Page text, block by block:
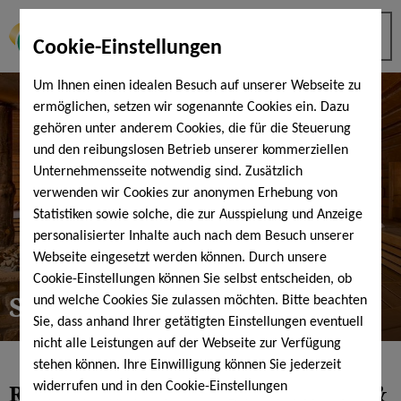
Cookie-Einstellungen
Um Ihnen einen idealen Besuch auf unserer Webseite zu
ermöglichen, setzen wir sogenannte Cookies ein. Dazu
gehören unter anderem Cookies, die für die Steuerung
und den reibungslosen Betrieb unserer kommerziellen
Unternehmensseite notwendig sind. Zusätzlich
verwenden wir Cookies zur anonymen Erhebung von
Statistiken sowie solche, die zur Ausspielung und Anzeige
personalisierter Inhalte auch nach dem Besuch unserer
Webseite eingesetzt werden können. Durch unsere
Cookie-Einstellungen können Sie selbst entscheiden, ob
und welche Cookies Sie zulassen möchten. Bitte beachten
Sie, dass anhand Ihrer getätigten Einstellungen eventuell
nicht alle Leistungen auf der Webseite zur Verfügung
stehen können. Ihre Einwilligung können Sie jederzeit
widerrufen und in den Cookie-Einstellungen
Sauna-Tipps
RichtigesSaunieren- Sauna-Tipps &